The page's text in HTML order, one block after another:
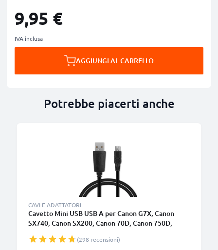
9,95 €
IVA inclusa
AGGIUNGI AL CARRELLO
Potrebbe piacerti anche
CAVI E ADATTATORI
Cavetto Mini USB USB A per Canon G7X, Canon
SX740, Canon SX200, Canon 70D, Canon 750D,
185, lungo 1m, carica a 1A, nero, in PVC
(298 recensioni)